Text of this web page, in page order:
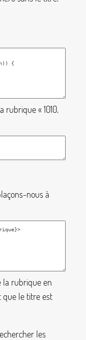
rubrique « 1010.
nous à
la rubrique en
que le titre est
les